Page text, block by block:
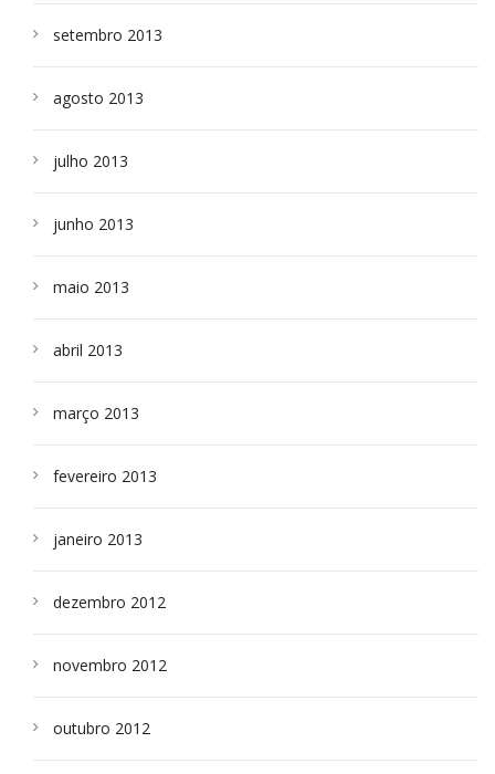
setembro 2013
agosto 2013
julho 2013
junho 2013
maio 2013
abril 2013
março 2013
fevereiro 2013
janeiro 2013
dezembro 2012
novembro 2012
outubro 2012